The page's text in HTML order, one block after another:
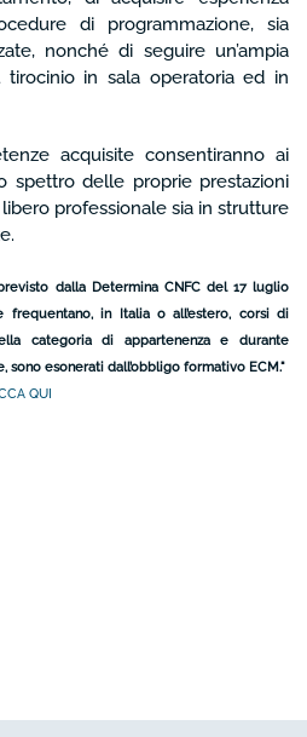
di programmazione, sia
nonché di seguire un’ampia
tirocinio in sala operatoria ed in
acquisite consentiranno ai
spettro delle proprie prestazioni
professionale sia in strutture
dalla Determina CNFC del 17 luglio
frequentano, in Italia o all’estero, corsi di
categoria di appartenenza e durante
sono esonerati dall’obbligo formativo ECM."
QUI